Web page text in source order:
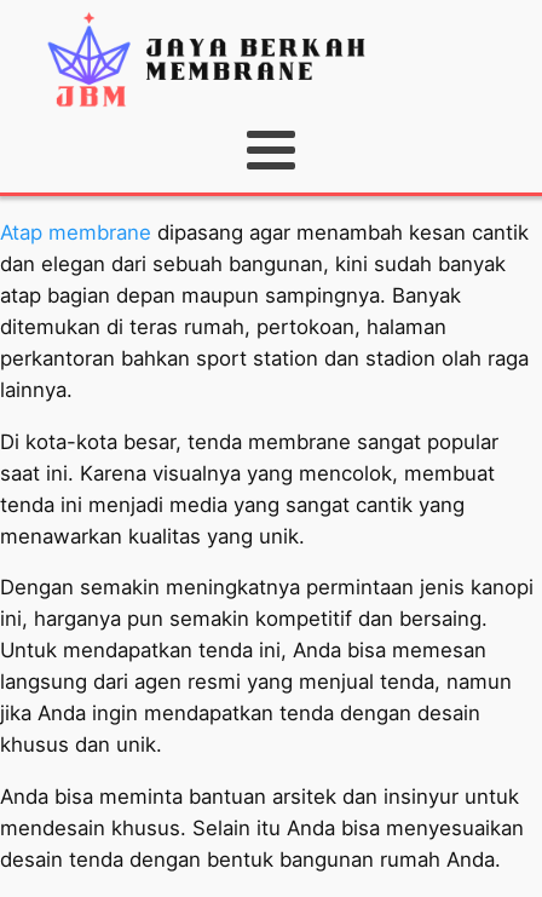
Atap membrane dipasang agar menambah kesan cantik
dan elegan dari sebuah bangunan, kini sudah banyak
atap bagian depan maupun sampingnya. Banyak
ditemukan di teras rumah, pertokoan, halaman
perkantoran bahkan sport station dan stadion olah raga
lainnya.
Di kota-kota besar, tenda membrane sangat popular
saat ini. Karena visualnya yang mencolok, membuat
tenda ini menjadi media yang sangat cantik yang
menawarkan kualitas yang unik.
Dengan semakin meningkatnya permintaan jenis kanopi
ini, harganya pun semakin kompetitif dan bersaing.
Untuk mendapatkan tenda ini, Anda bisa memesan
langsung dari agen resmi yang menjual tenda, namun
jika Anda ingin mendapatkan tenda dengan desain
khusus dan unik.
Anda bisa meminta bantuan arsitek dan insinyur untuk
mendesain khusus. Selain itu Anda bisa menyesuaikan
desain tenda dengan bentuk bangunan rumah Anda.